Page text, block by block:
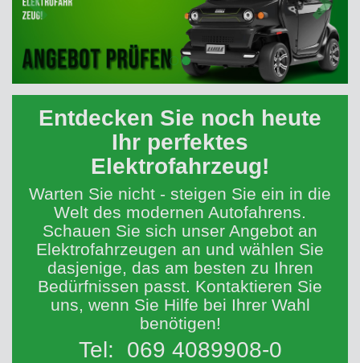
Entdecken Sie noch heute
Ihr perfektes
Elektrofahrzeug!
Warten Sie nicht - steigen Sie ein in die
Welt des modernen Autofahrens.
Schauen Sie sich unser Angebot an
Elektrofahrzeugen an und wählen Sie
dasjenige, das am besten zu Ihren
Bedürfnissen passt. Kontaktieren Sie
uns, wenn Sie Hilfe bei Ihrer Wahl
benötigen!
Tel: 069 4089908-0